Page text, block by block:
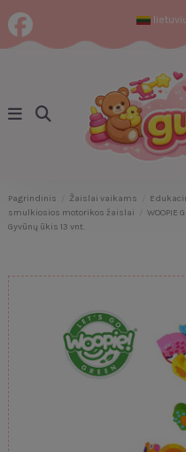
Pagrindinis Žaislai vaikams
smulkiosios motorikos žaislai
WOOPIE
Gyvūnų ūkis 13 vnt.